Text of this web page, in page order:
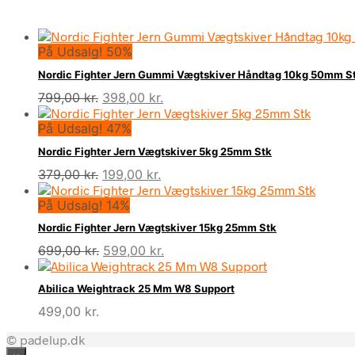
På Udsalg! 50%
Nordic Fighter Jern Gummi Vægtskiver Håndtag 10kg 50mm
799,00kr. Den
oprindelige
pris
var:
799,00 kr..
398,00 kr.
aktuelle
er:
398,00 kr..
På Udsalg! 47%
Nordic Fighter Jern Vægtskiver 5kg 25mm Stk
379,00kr. Den
oprindelige
pris
var:
379,00 kr..
199,00 kr.
aktuelle
er:
199,00 kr..
På Udsalg! 14%
Nordic Fighter Jern Vægtskiver 15kg 25mm Stk
699,00kr. Den
oprindelige
pris
var:
599,00 kr.
aktuelle
pris
er:
Abilica Weightrack 25 Mm W8 Support
499,00 kr.
© padelup.dk